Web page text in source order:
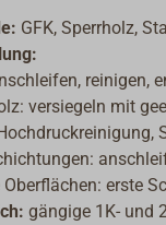
GFK, Sperrholz,
reinigen,
versiegeln mit
Oberflächen: erste
gängige 1K- und